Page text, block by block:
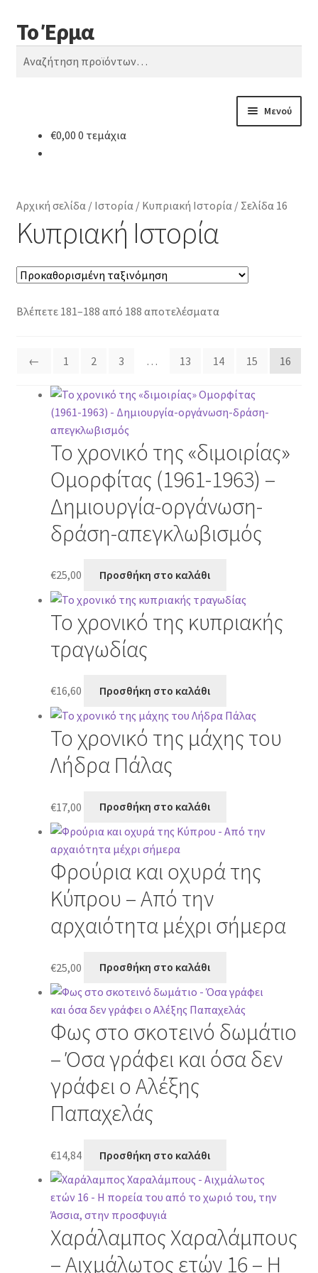
Απευθείας
μετάβαση
στην
Μετάβαση
σε
περιεχόμενο
Το Έρμα
Αναζήτηση
Αναζήτηση
Μενού
Κατηγορίες Βιβλίων
€0,00 0 τεμάχια
Αρχική σελίδα/ Ιστορία/ Κυπριακή Ιστορία/ Σελίδα 16
Κυπριακή Ιστορία
Βλέπετε 181–188 από 188 αποτελέσματα
← 1 2 3 … 13 14 15 16
Το χρονικό της «διμοιρίας»
Ομορφίτας (1961-1963) –
Δημιουργία-οργάνωση-
δράση-απεγκλωβισμός
€25,00 Προσθήκη στο καλάθι
Το χρονικό της κυπριακής
τραγωδίας
€16,60 Προσθήκη στο καλάθι
Το χρονικό της μάχης του
Λήδρα Πάλας
€17,00 Προσθήκη στο καλάθι
Φρούρια και οχυρά της
Κύπρου – Από την
αρχαιότητα μέχρι σήμερα
€25,00 Προσθήκη στο καλάθι
Φως στο σκοτεινό δωμάτιο
– Όσα γράφει και όσα δεν
γράφει ο Αλέξης
Παπαχελάς
€14,84 Προσθήκη στο καλάθι
Χαράλαμπος Χαραλάμπους
– Αιχμάλωτος ετών 16 – Η